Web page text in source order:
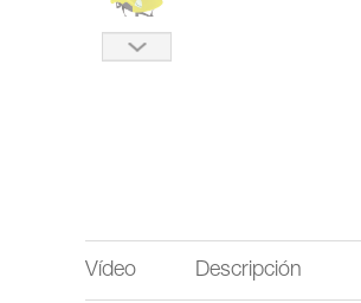
Vídeo Descripción